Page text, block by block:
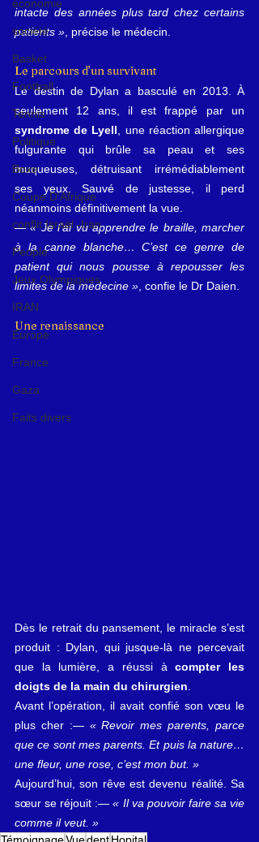
économie
société
Basket
Football
Tennis
Politique
Boxe
Coupe D'Afrique
conflit Israël -Iran
People
Jeux Olympiques
IRAN
Europe
France
Gaza
Faits divers
intacte des années plus tard chez certains
patients » , précise le médecin.
Le parcours d’un survivant
Le destin de Dylan a basculé en 2013. À
syndrome de Lyell , une réaction allergique
fulgurante qui brûle sa peau et ses
muqueuses, détruisant irrémédiablement
ses yeux. Sauvé de justesse, il perd
néanmoins définitivement la vue.
— « Je l’ai vu apprendre le braille, marcher
à la canne blanche… C’est ce genre de
patient qui nous pousse à repousser les
limites de la médecine » , confie le Dr Daien.
Une renaissance
Dès le retrait du pansement, le miracle s’est
produit : Dylan, qui jusque-là ne percevait
que la lumière, a réussi à compter les
doigts de la main du chirurgien
Avant l’opération, il avait confié son vœu le
plus cher :— « Revoir mes parents, parce
que ce sont mes parents. Et puis la nature…
une fleur, une rose, c’est mon but. »
Aujourd’hui, son rêve est devenu réalité. Sa
sœur se réjouit :— « Il va pouvoir faire sa vie
comme il veut. »
TémoignageVuedentHopital